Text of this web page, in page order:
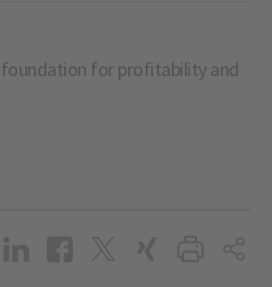
for profitability and